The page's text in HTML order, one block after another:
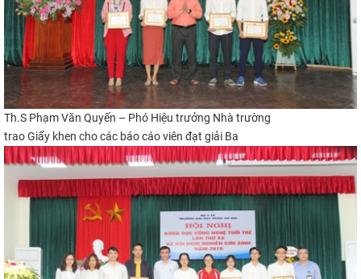
Th.S Phạm Văn Quyến – Phó Hiệu trưởng Nhà trường
trao Giấy khen cho các báo cáo viên đạt giải Ba